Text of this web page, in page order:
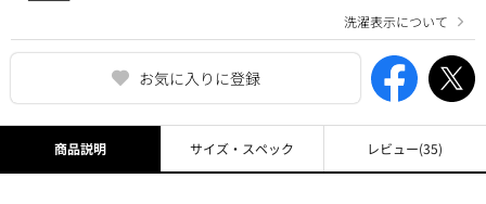
お気に入りに登録
洗濯表示について
商品説明 サイズ・スペック レビュー(35)